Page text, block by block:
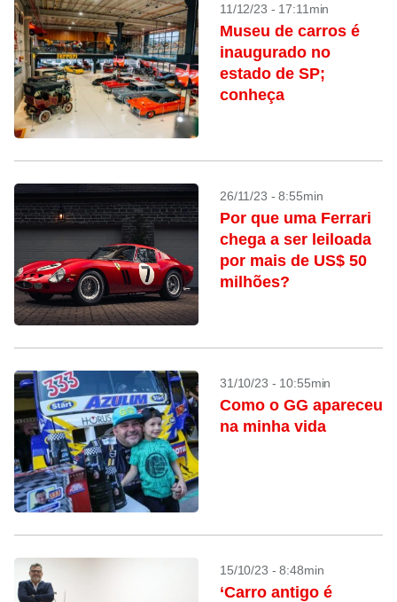
11/12/23 - 17:11min
Museu de carros é
inaugurado no
estado de SP;
conheça
26/11/23 - 8:55min
Por que uma Ferrari
chega a ser leiloada
por mais de US$ 50
milhões?
31/10/23 - 10:55min
Como o GG apareceu
na minha vida
15/10/23 - 8:48min
‘Carro antigo é